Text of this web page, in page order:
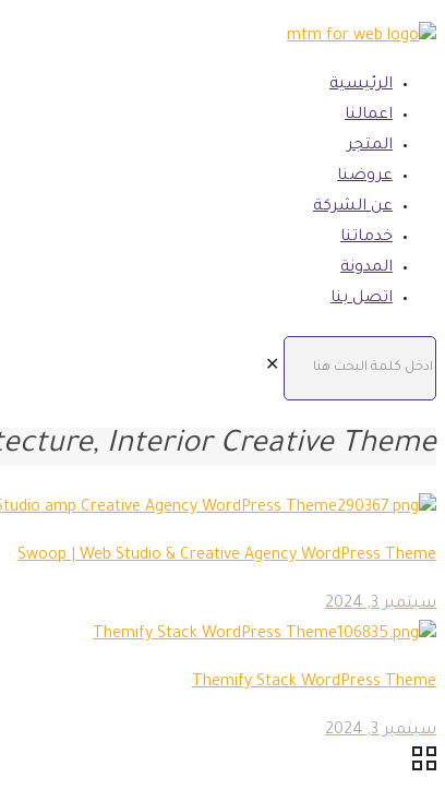
الرئيسية
اعمالنا
المتجر
عروضنا
عن الشركة
خدماتنا
المدونة
اتصل بنا
✕
Interior Creative Theme
Swoop | Web Studio & Creative Agency WordPress Theme
سبتمبر 3, 2024
Themify Stack WordPress Theme
سبتمبر 3, 2024